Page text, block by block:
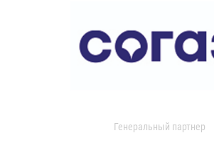
Генеральный партнер